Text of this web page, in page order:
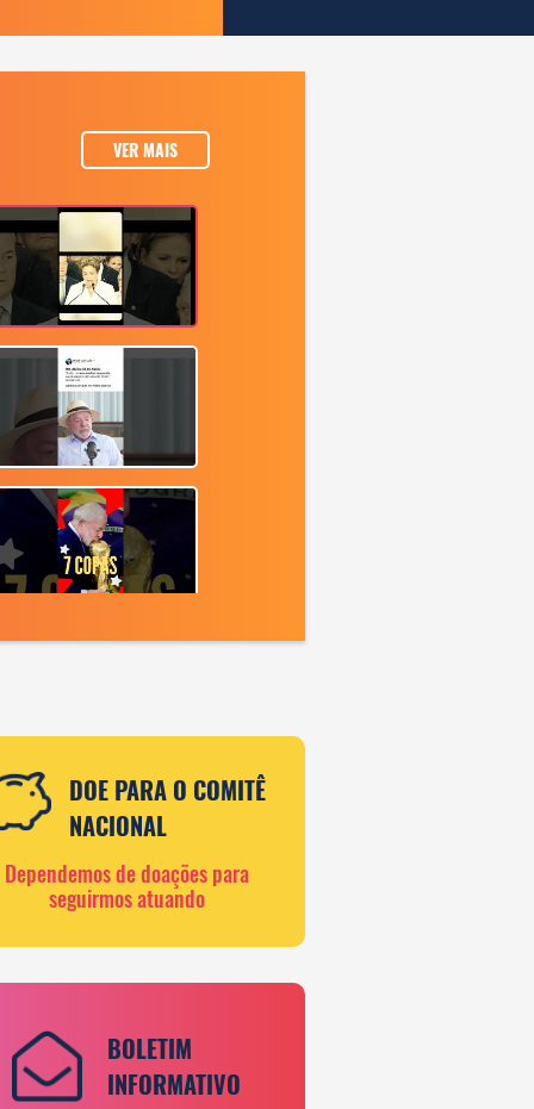
VER MAIS
DOE PARA O COMITÊ
NACIONAL
Dependemos de doações para
seguirmos atuando
BOLETIM
INFORMATIVO